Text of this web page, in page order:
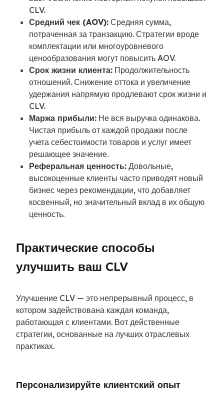
CLV.
Средний чек (AOV): Средняя сумма,
потраченная за транзакцию. Стратегии вроде
комплектации или многоуровневого
ценообразования могут повысить AOV.
Срок жизни клиента: Продолжительность
отношений. Снижение оттока и увеличение
удержания напрямую продлевают срок жизни и
CLV.
Маржа прибыли: Не вся выручка одинакова.
Чистая прибыль от каждой продажи после
учета себестоимости товаров и услуг имеет
решающее значение.
Реферальная ценность: Довольные,
высокоценные клиенты часто приводят новый
бизнес через рекомендации, что добавляет
косвенный, но значительный вклад в их общую
ценность.
Практические способы
улучшить ваш CLV
Улучшение CLV — это непрерывный процесс, в
котором задействована каждая команда,
работающая с клиентами. Вот действенные
стратегии, основанные на лучших отраслевых
практиках.
Персонализируйте клиентский опыт